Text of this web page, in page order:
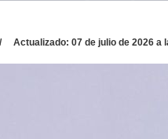
Actualizado: 07 de julio de 2026 a